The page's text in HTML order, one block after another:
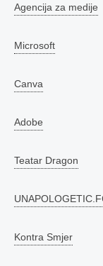
Agencija za medije
Microsoft
Canva
Adobe
Teatar Dragon
Kontra Smjer